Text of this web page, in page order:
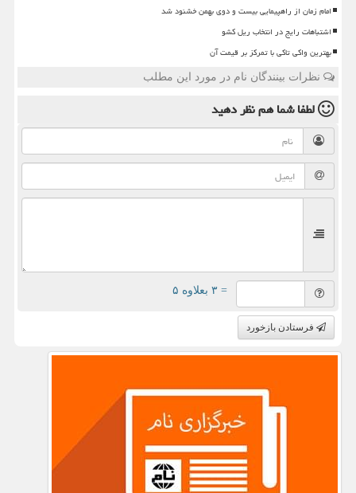
امام زمان از راهپیمایی بیست و دوی بهمن خشنود شد
اشتباهات رایج در انتخاب ریل کشو
بهترین واکی تاکی با تمرکز بر قیمت آن
نظرات بینندگان نام در مورد این مطلب
لطفا شما همنظر دهید
= ۳ بعلاوه ۵
فرستادن بازخورد